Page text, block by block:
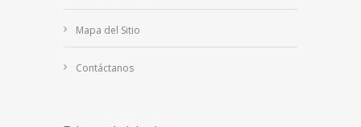
Mapa del Sitio
Contáctanos